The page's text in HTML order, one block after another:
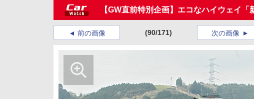
【GW直前特別企画】エコなハイウェイ「
前の画像 (90/171) 次の画像